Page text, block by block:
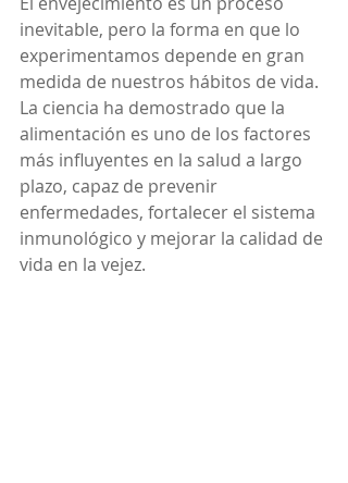
inevitable, pero la forma en que lo
experimentamos depende en gran
medida de nuestros hábitos de vida.
La ciencia ha demostrado que la
alimentación es uno de los factores
más influyentes en la salud a largo
plazo, capaz de prevenir
enfermedades, fortalecer el sistema
inmunológico y mejorar la calidad de
vida en la vejez.